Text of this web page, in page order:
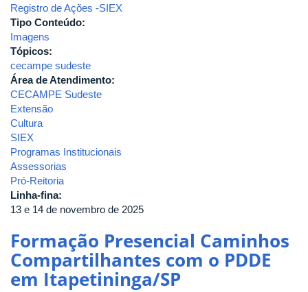
Registro de Ações -SIEX
Tipo Conteúdo:
Imagens
Tópicos:
cecampe sudeste
Área de Atendimento:
CECAMPE Sudeste
Extensão
Cultura
SIEX
Programas Institucionais
Assessorias
Pró-Reitoria
Linha-fina:
13 e 14 de novembro de 2025
Formação Presencial Caminhos
Compartilhantes com o PDDE
em Itapetininga/SP